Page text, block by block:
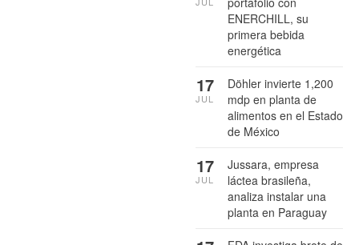
ENERCHILL, su
primera bebida
energética
Döhler invierte 1,200
mdp en planta de
alimentos en el Estado
de México
17
JUL
Jussara, empresa
láctea brasileña,
analiza instalar una
planta en Paraguay
17
JUL